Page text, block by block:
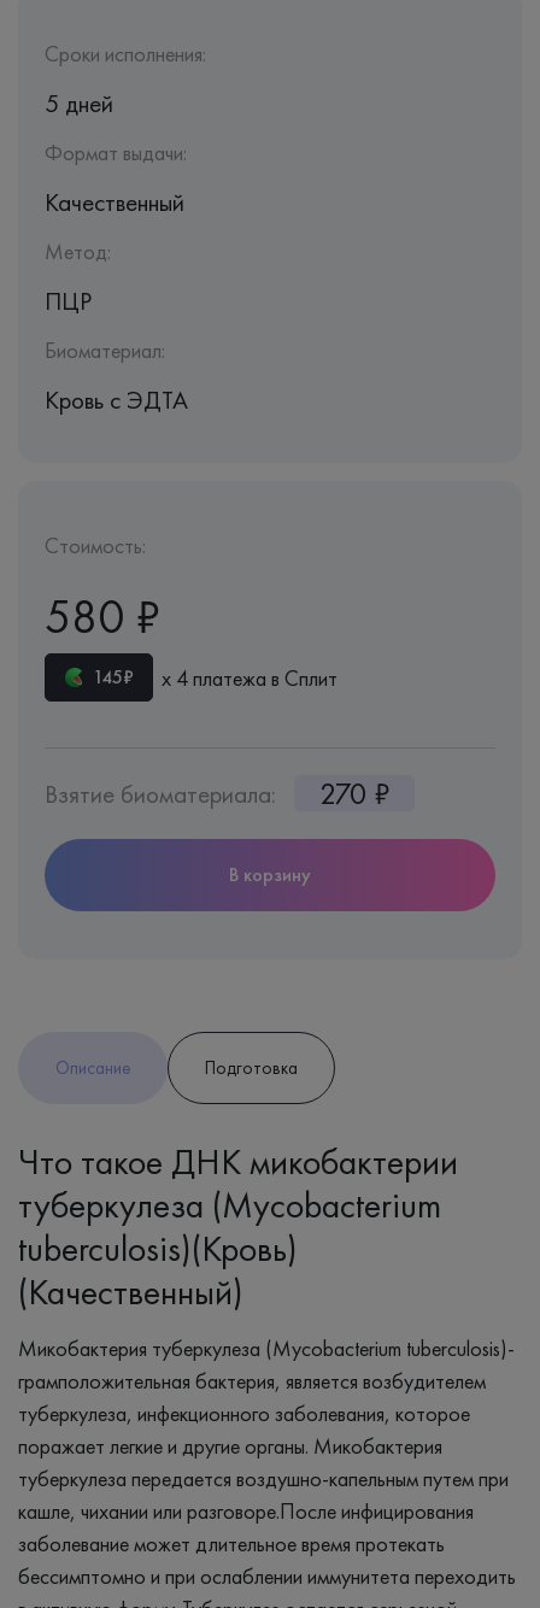
Сроки исполнения:
5 дней
Формат выдачи:
Качественный
Метод:
ПЦР
Биоматериал:
Кровь c ЭДТА
Стоимость:
580 ₽
145₽ х 4 платежа в Сплит
Взятие биоматериала: 270 ₽
В корзину
Описание Подготовка
Что такое ДНК микобактерии
туберкулеза (Mycobacterium
tuberculosis)(Кровь)
(Качественный)
Микобактерия туберкулеза (Mycobacterium tuberculosis)-
грамположительная бактерия, является возбудителем
туберкулеза, инфекционного заболевания, которое
поражает легкие и другие органы. Микобактерия
туберкулеза передается воздушно-капельным путем при
кашле, чихании или разговоре.После инфицирования
заболевание может длительное время протекать
бессимптомно и при ослаблении иммунитета переходить